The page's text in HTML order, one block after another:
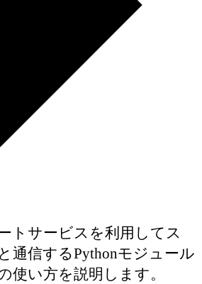
トサービスを利用してス
通信するPythonモジュール
使い方を説明します。